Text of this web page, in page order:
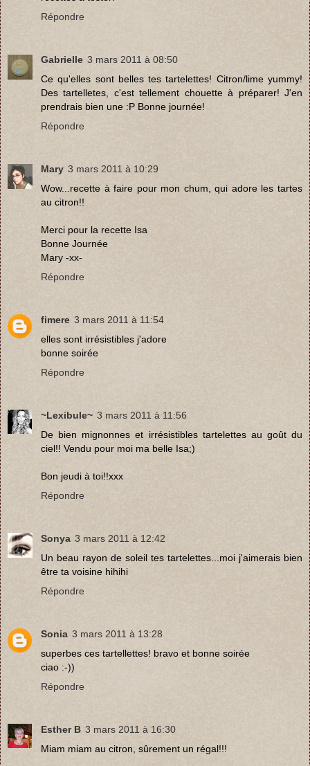
Répondre
Gabrielle 3 mars 2011 à 08:50
Ce qu'elles sont belles tes tartelettes! Citron/lime yummy!
Des tartelletes, c'est tellement chouette à préparer! J'en
prendrais bien une :P Bonne journée!
Répondre
Mary 3 mars 2011 à 10:29
Wow...recette à faire pour mon chum, qui adore les tartes
au citron!!
Merci pour la recette Isa
Bonne Journée
Mary -xx-
Répondre
fimere 3 mars 2011 à 11:54
elles sont irrésistibles j'adore
bonne soirée
Répondre
~Lexibule~ 3 mars 2011 à 11:56
De bien mignonnes et irrésistibles tartelettes au goût du
ciel!! Vendu pour moi ma belle Isa;)
Bon jeudi à toi!!xxx
Répondre
Sonya 3 mars 2011 à 12:42
Un beau rayon de soleil tes tartelettes...moi j'aimerais bien
être ta voisine hihihi
Répondre
Sonia 3 mars 2011 à 13:28
superbes ces tartellettes! bravo et bonne soirée
ciao :-))
Répondre
Esther B 3 mars 2011 à 16:30
Miam miam au citron, sûrement un régal!!!